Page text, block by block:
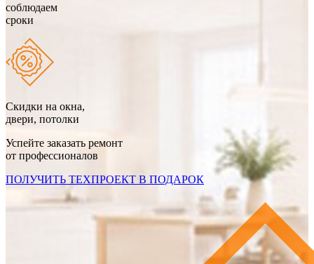
соблюдаем
сроки
Скидки на окна,
двери, потолки
Успейте заказать ремонт
от профессионалов
ПОЛУЧИТЬ ТЕХПРОЕКТ В ПОДАРОК